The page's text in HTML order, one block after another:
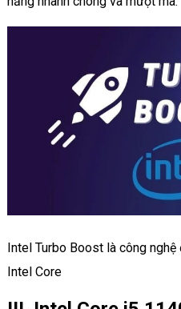
Intel Turbo Boost là công
Intel Core